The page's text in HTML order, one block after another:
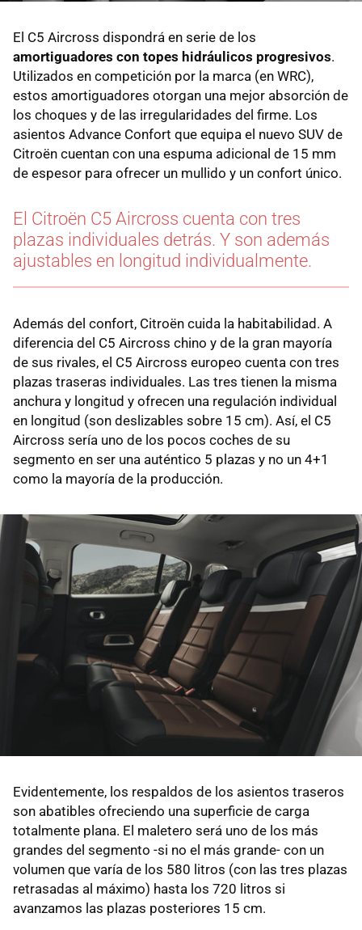
El C5 Aircross dispondrá en serie de los
amortiguadores con topes hidráulicos progresivos.
Utilizados en competición por la marca (en WRC),
estos amortiguadores otorgan una mejor absorción de
los choques y de las irregularidades del firme. Los
asientos Advance Confort que equipa el nuevo SUV de
Citroën cuentan con una espuma adicional de 15 mm
de espesor para ofrecer un mullido y un confort único.
El Citroën C5 Aircross cuenta con tres
plazas individuales detrás. Y son además
ajustables en longitud individualmente.
Además del confort, Citroën cuida la habitabilidad. A
diferencia del C5 Aircross chino y de la gran mayoría
de sus rivales, el C5 Aircross europeo cuenta con tres
plazas traseras individuales. Las tres tienen la misma
anchura y longitud y ofrecen una regulación individual
en longitud (son deslizables sobre 15 cm). Así, el C5
Aircross sería uno de los pocos coches de su
segmento en ser una auténtico 5 plazas y no un 4+1
como la mayoría de la producción.
Evidentemente, los respaldos de los asientos traseros
son abatibles ofreciendo una superficie de carga
totalmente plana. El maletero será uno de los más
grandes del segmento -si no el más grande- con un
volumen que varía de los 580 litros (con las tres plazas
retrasadas al máximo) hasta los 720 litros si
avanzamos las plazas posteriores 15 cm.